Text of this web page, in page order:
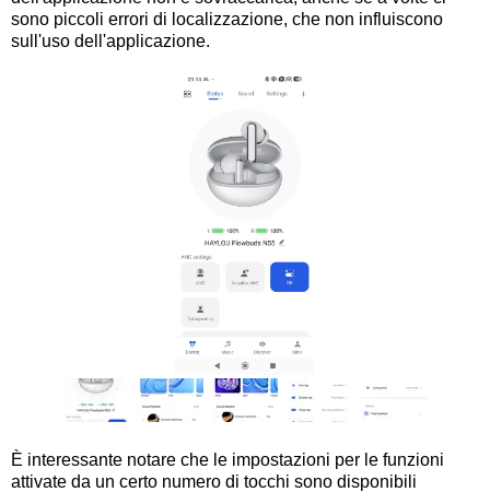
sono piccoli errori di localizzazione, che non influiscono
sull'uso dell'applicazione.
È interessante notare che le impostazioni per le funzioni
attivate da un certo numero di tocchi sono disponibili